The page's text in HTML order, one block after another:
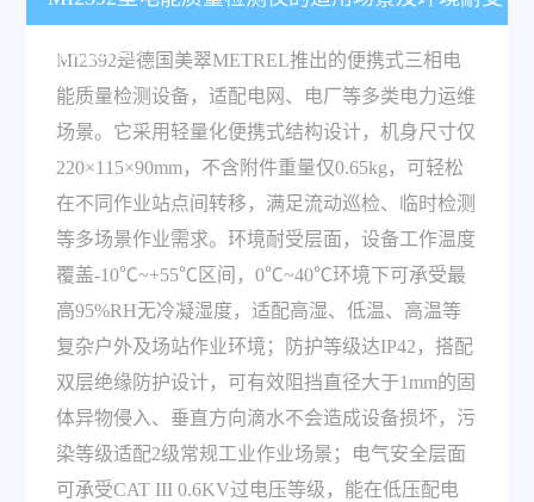
能力如何？
MI2392是德国美翠METREL推出的便携式三相电
能质量检测设备，适配电网、电厂等多类电力运维
场景。它采用轻量化便携式结构设计，机身尺寸仅
220×115×90mm，不含附件重量仅0.65kg，可轻松
在不同作业站点间转移，满足流动巡检、临时检测
等多场景作业需求。环境耐受层面，设备工作温度
覆盖-10℃~+55℃区间，0℃~40℃环境下可承受最
高95%RH无冷凝湿度，适配高湿、低温、高温等
复杂户外及场站作业环境；防护等级达IP42，搭配
双层绝缘防护设计，可有效阻挡直径大于1mm的固
体异物侵入、垂直方向滴水不会造成设备损坏，污
染等级适配2级常规工业作业场景；电气安全层面
可承受CAT III 0.6KV过电压等级，能在低压配电